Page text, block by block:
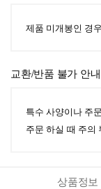
제품 미개봉인 경
교환/반품 불가 안내
특수 사양이나 주
주문 하실 때 주의
상품정보